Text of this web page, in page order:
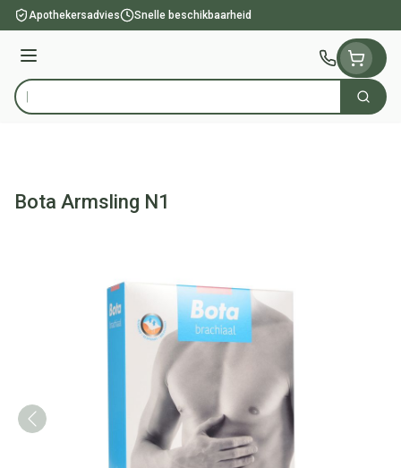
Ga naar de inhoud
Apothekersadvies Snelle beschikbaarheid
Menu
Product, merk, categorie... Zoek
Bota Armsling N1